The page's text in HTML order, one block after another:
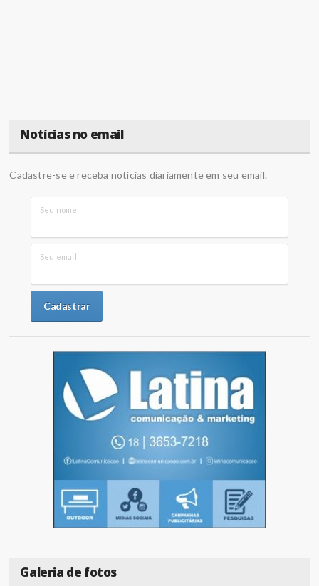
Notícias no email
Cadastre-se e receba notícias diariamente em seu email.
Seu nome
Seu email
Galeria de fotos